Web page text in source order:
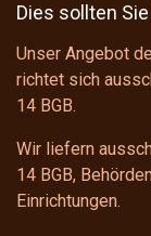
Dies sollten
Unser Angebot
richtet sich
14 BGB.
Wir liefern
14 BGB,
Einrichtungen.